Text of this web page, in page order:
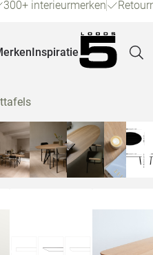
300+ interieurmerken
Inspiratie